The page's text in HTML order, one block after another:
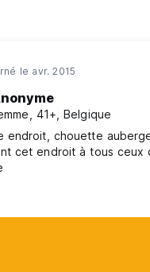
le avr. 2015
41+, Belgique
endroit, chouette
cet endroit à tous